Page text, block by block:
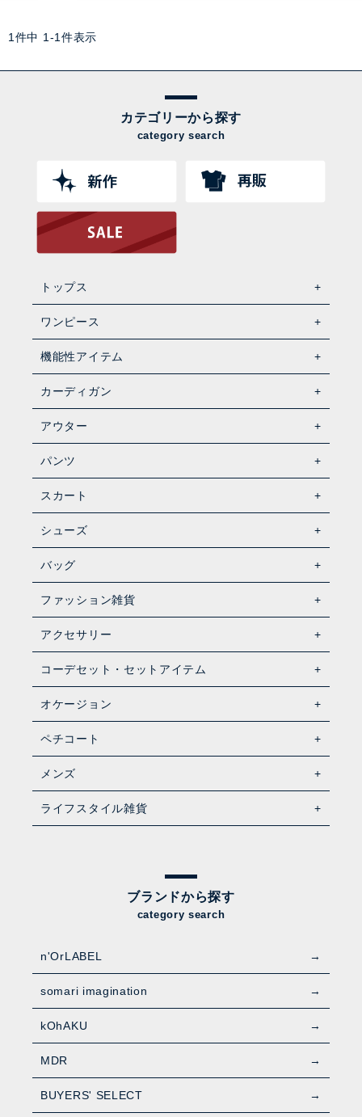
1 件中 1 -1 件表示
カテゴリーから探す
category search
トップス
ワンピース
機能性アイテム
カーディガン
アウター
パンツ
スカート
シューズ
バッグ
ファッション雑貨
アクセサリー
コーデセット・セットアイテム
オケージョン
ペチコート
メンズ
ライフスタイル雑貨
ブランドから探す
category search
n'OrLABEL
somari imagination
kOhAKU
MDR
BUYERS' SELECT